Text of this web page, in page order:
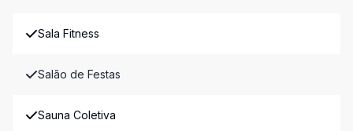
Sala Fitness
Salão de Festas
Sauna Coletiva